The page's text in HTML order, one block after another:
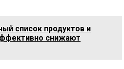
список продуктов и
снижают